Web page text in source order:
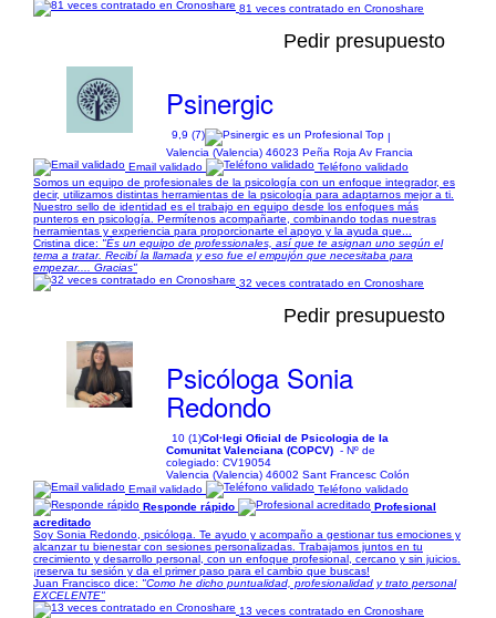
81 veces contratado en Cronoshare
Pedir presupuesto
Psinergic
9,9 (7)
|
Valencia (Valencia) 46023 Peña Roja Av Francia
Email validado
Teléfono validado
Somos un equipo de profesionales de la psicología con un enfoque integrador, es
decir, utilizamos distintas herramientas de la psicología para adaptarnos mejor a ti.
Nuestro sello de identidad es el trabajo en equipo desde los enfoques más
punteros en psicología. Permítenos acompañarte, combinando todas nuestras
herramientas y experiencia para proporcionarte el apoyo y la ayuda que...
Cristina dice: "És un equipo de professionales, así que te asignan uno según el
tema a tratar. Recibí la llamada y eso fue el empujón que necesitaba para
empezar.... Gracias"
32 veces contratado en Cronoshare
Pedir presupuesto
Psicóloga Sonia
Redondo
10 (1)Col·legi Oficial de Psicologia de la
Comunitat Valenciana (COPCV) - Nº de
colegiado: CV19054
Valencia (Valencia) 46002 Sant Francesc Colón
Email validado
Teléfono validado
Responde rápido
Profesional
acreditado
Soy Sonia Redondo, psicóloga. Te ayudo y acompaño a gestionar tus emociones y
alcanzar tu bienestar con sesiones personalizadas. Trabajamos juntos en tu
crecimiento y desarrollo personal, con un enfoque profesional, cercano y sin juicios.
¡reserva tu sesión y da el primer paso para el cambio que buscas!
Juan Francisco dice: "Como he dicho puntualidad, profesionalidad y trato personal
EXCELENTE"
13 veces contratado en Cronoshare